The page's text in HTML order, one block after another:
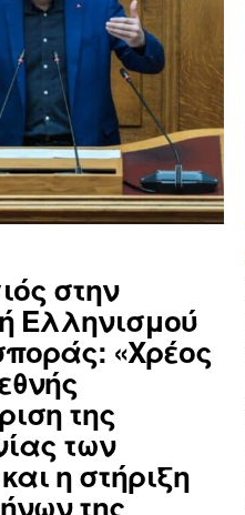
στην
Ελληνισμού
«Χρέος
της
των
η στήριξη